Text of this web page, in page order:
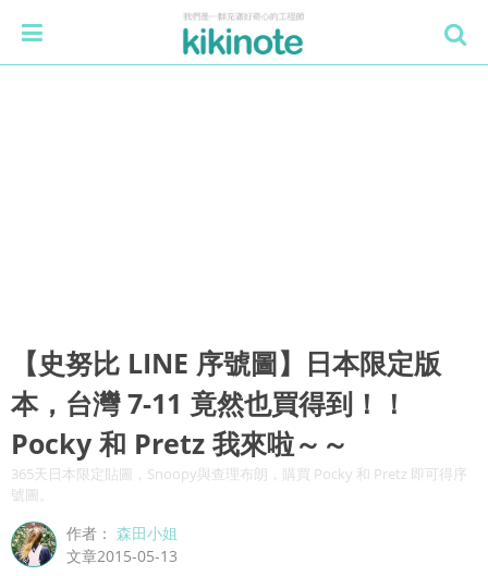
【史努比 LINE 序號圖】日本限定版
本，台灣 7-11 竟然也買得到！！
Pocky 和 Pretz 我來啦～～
365天日本限定貼圖，Snoopy與查理布朗，購買 Pocky 和 Pretz 即可得序
號圖。
作者：森田小姐
文章2015-05-13